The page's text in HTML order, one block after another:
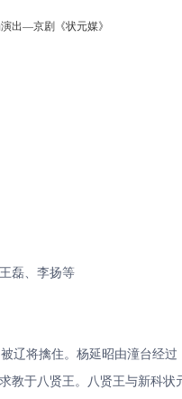
出—京剧《状元媒》
磊、李扬等
辽将擒住。杨延昭由潼台经
教于八贤王。八贤王与新科